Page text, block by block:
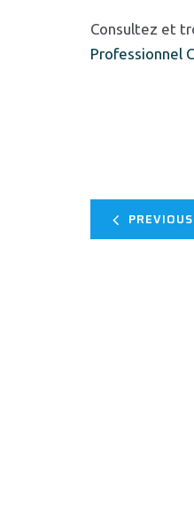
Consultez et
Professionnel
PREVIOUS